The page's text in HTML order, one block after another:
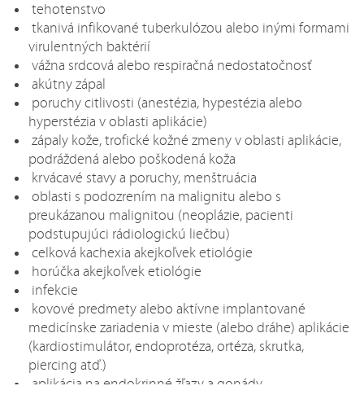
tehotenstvo
tkanivá infikované tuberkulózou alebo inými formami
virulentných baktérií
vážna srdcová alebo respiračná nedostatočnosť
akútny zápal
poruchy citlivosti (anestézia, hypestézia alebo
hyperstézia v oblasti aplikácie)
zápaly kože, trofické kožné zmeny v oblasti aplikácie,
podráždená alebo poškodená koža
krvácavé stavy a poruchy, menštruácia
oblasti s podozrením na malignitu alebo s
preukázanou malignitou (neoplázie, pacienti
podstupujúci rádiologickú liečbu)
celková kachexia akejkoľvek etiológie
horúčka akejkoľvek etiológie
infekcie
kovové predmety alebo aktívne implantované
medicínske zariadenia v mieste (alebo dráhe) aplikácie
(kardiostimulátor, endoprotéza, ortéza, skrutka,
piercing atď.)
aplikácia na endokrinné žľazy a gonády